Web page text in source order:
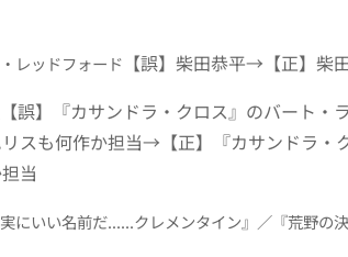
レッドフォード 【誤】柴田恭平→【正】柴
【誤】『カサンドラ・クロス』のバート・
スも何作か担当→【正】『カサンドラ・
当
にいい名前だ......クレメンタイン』／『荒野の決